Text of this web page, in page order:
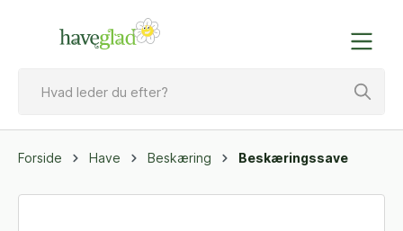
Forside Have Beskæring Beskæringssave